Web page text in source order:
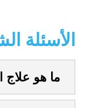
الأسئلة
ما هو علاج